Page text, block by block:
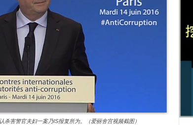
杀害警官夫妇一案乃IS报复所为。（爱丽舍宫视频截图）